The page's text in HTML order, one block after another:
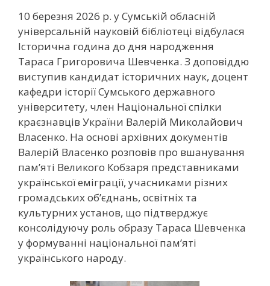
10 березня 2026 р. у Сумській обласній
універсальній науковій бібліотеці відбулася
Історична година до дня народження
Тараса Григоровича Шевченка. З доповіддю
виступив кандидат історичних наук, доцент
кафедри історії Сумського державного
університету, член Національної спілки
краєзнавців України Валерій Миколайович
Власенко. На основі архівних документів
Валерій Власенко розповів про вшанування
пам’яті Великого Кобзаря представниками
української еміграції, учасниками різних
громадських об’єднань, освітніх та
культурних установ, що підтверджує
консолідуючу роль образу Тараса Шевченка
у формуванні національної пам’яті
українського народу.